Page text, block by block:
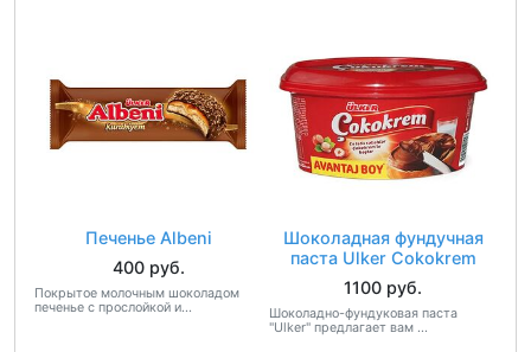
Печенье Albeni
400 руб.
Покрытое молочным шоколадом
печенье с прослойкой и...
Шоколадная фундучная
паста Ulker Cokokrem
1100 руб.
Шоколадно-фундуковая паста
"Ulker" предлагает вам ...